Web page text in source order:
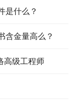
是什么？
含金量高么？
高级工程师